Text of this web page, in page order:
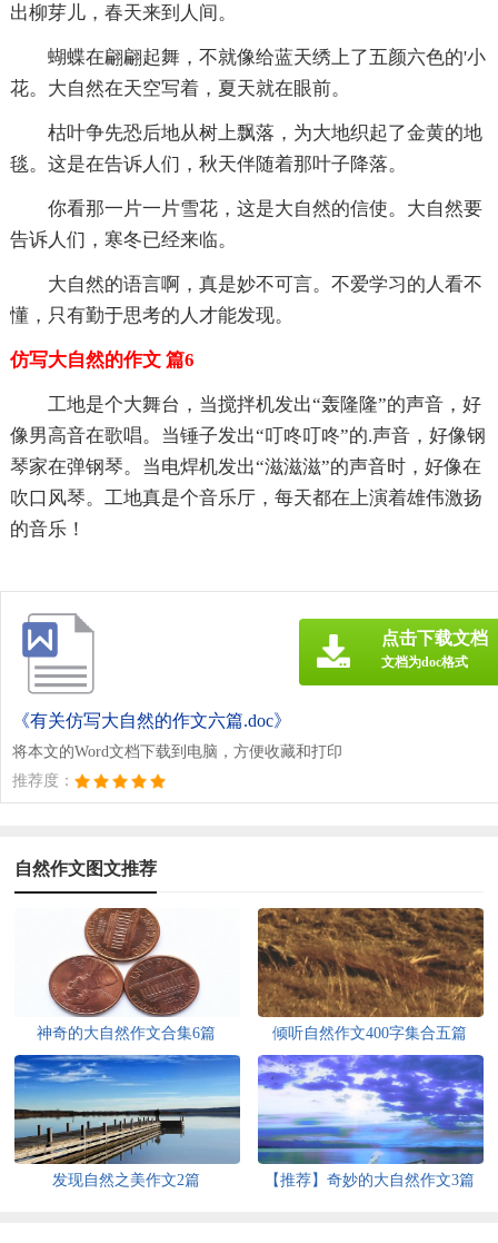
出柳芽儿，春天来到人间。
蝴蝶在翩翩起舞，不就像给蓝天绣上了五颜六色的'小
花。大自然在天空写着，夏天就在眼前。
枯叶争先恐后地从树上飘落，为大地织起了金黄的地
毯。这是在告诉人们，秋天伴随着那叶子降落。
你看那一片一片雪花，这是大自然的信使。大自然要
告诉人们，寒冬已经来临。
大自然的语言啊，真是妙不可言。不爱学习的人看不
懂，只有勤于思考的人才能发现。
仿写大自然的作文 篇6
工地是个大舞台，当搅拌机发出“轰隆隆”的声音，好
像男高音在歌唱。当锤子发出“叮咚叮咚”的.声音，好像钢
琴家在弹钢琴。当电焊机发出“滋滋滋”的声音时，好像在
吹口风琴。工地真是个音乐厅，每天都在上演着雄伟激扬
的音乐！
《有关仿写大自然的作文六篇.doc》
将本文的Word文档下载到电脑，方便收藏和打印
推荐度：
点击下载文档
文档为doc格式
自然作文图文推荐
神奇的大自然作文合集6篇 倾听自然作文400字集合五篇
发现自然之美作文2篇 【推荐】奇妙的大自然作文3篇